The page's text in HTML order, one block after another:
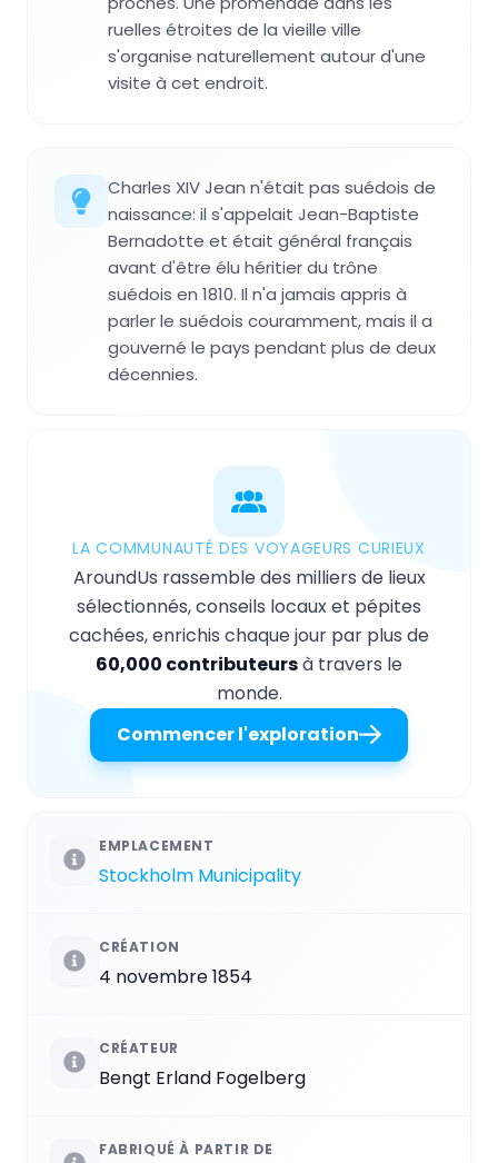
ruelles étroites de la vieille ville
s'organise naturellement autour d'une
visite à cet endroit.
Charles XIV Jean n'était pas suédois de
naissance: il s'appelait Jean-Baptiste
Bernadotte et était général français
avant d'être élu héritier du trône
suédois en 1810. Il n'a jamais appris à
parler le suédois couramment, mais il a
gouverné le pays pendant plus de deux
décennies.
LA COMMUNAUTÉ DES VOYAGEURS CURIEUX
AroundUs rassemble des milliers de lieux
sélectionnés, conseils locaux et pépites
cachées, enrichis chaque jour par plus de
60,000 contributeursà travers le
monde.
Commencer l'exploration
EMPLACEMENT
Stockholm Municipality
CRÉATION
4 novembre 1854
CRÉATEUR
Bengt Erland Fogelberg
FABRIQUÉ À PARTIR DE